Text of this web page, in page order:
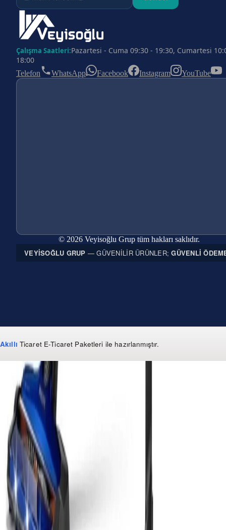
Çalışma Saatleri:Pazartesi - Cuma 09:30 - 19:30, Cumartesi
18:00
Telefon WhatsApp Facebook Instagram YouTube
© 2026 Veyisoğlu Grup tüm hakları saklıdır.
VEYISOĞLU GRUP — GÜVENILIR ÜRÜNLER;GÜVENLI
Akıllı Ticaret E-Ticaret Paketleri ile hazırlanmıştır.
WhatsApp
0 850 303 99 73